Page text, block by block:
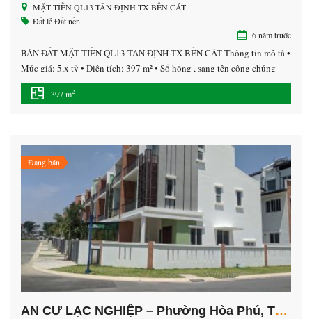
MẶT TIỀN QL13 TÂN ĐỊNH TX BẾN CÁT
Đất lẻĐất nền
6 năm trước
BÁN ĐẤT MẶT TIỀN QL13 TÂN ĐỊNH TX BẾN CÁT Thông tin mô tả •
Mức giá: 5,x tỷ • Diện tích: 397 m² • Sổ hồng , sang tên công chứng
cho khách hàng ngay sau khi mua. – Khu vực an ninh, dân trí cao, giao
thông thuận tiện dễ dàng di chuyển […]
397 m2
Đang bán
AN CƯ LẠC NGHIỆP – Phường Hòa Phú, Tp.Mới Bình Dương.